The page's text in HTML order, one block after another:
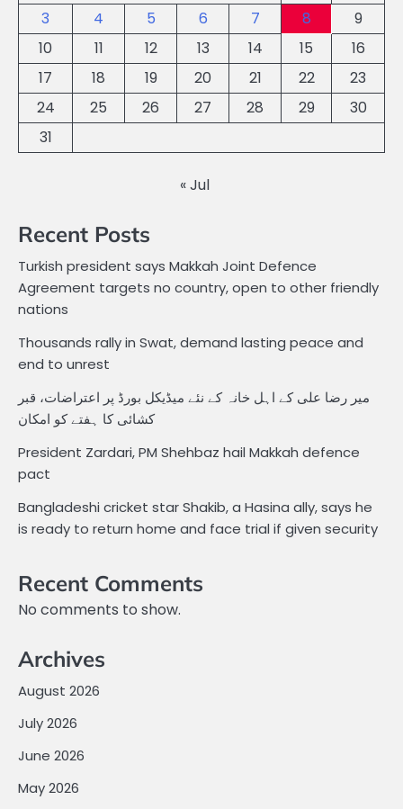
3
4 5 6 7 8
9
10
11 12 13 14 15
16
17
18 19 20 21 22
23
24
25 26 27 28 29
30
31
« Jul
Recent Posts
Turkish president says Makkah Joint Defence
Agreement targets no country, open to other friendly
nations
Thousands rally in Swat, demand lasting peace and
end to unrest
میر رضا علی کے اہل خانہ کے نئے میڈیکل بورڈ پر اعتراضات، قبر
کشائی کا ہفتے کو امکان
President Zardari, PM Shehbaz hail Makkah defence
pact
Bangladeshi cricket star Shakib, a Hasina ally, says he
is ready to return home and face trial if given security
Recent Comments
No comments to show.
Archives
August 2026
July 2026
June 2026
May 2026